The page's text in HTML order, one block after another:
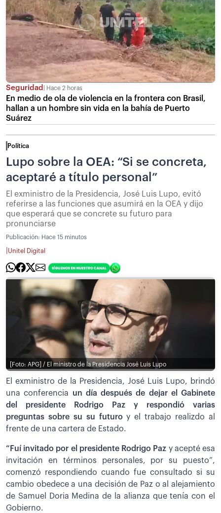
Seguridad Hace 2 horas
En medio de ola de violencia en la frontera con Brasil,
hallan a un hombre sin vida en la bahía de Puerto
Suárez
Política
Lupo sobre la OEA: “Si se concreta,
aceptaré a título personal”
El exministro de la Presidencia, José Luis Lupo, evitó
referirse a las funciones que asumirá en la OEA y dijo
que esperará que se concrete su futuro para
pronunciarse
Publicación: Hace 15 minutos
Unitel Digital
[Foto: APG] / El ministro de la Presidencia José Luis Lupo
El exministro de la Presidencia, José Luis Lupo, brindó
una conferencia un día después de dejar el Gabinete
del presidente Rodrigo Paz y respondió varias
preguntas sobre su su futuroy el trabajo realizdo al
frente de una cartera de Estado.
“Fuí invitado por el presidente Rodrigo Paz y acepté esa
invitación en términos personales, por su puesto”,
comenzó respondiendo cuando fue consultado si su
cambio obedece a una decisión de Paz o al alejamiento
de Samuel Doria Medina de la alianza que tenía con el
Gobierno.